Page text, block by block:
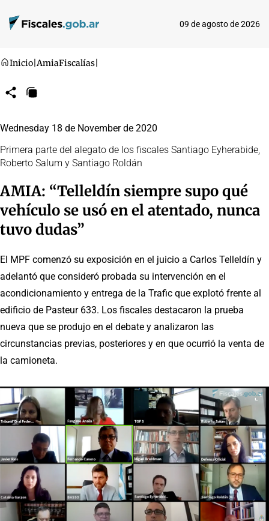
09 de agosto de 2026
Inicio AmiaFiscalías
CompartirCopiar
Wednesday 18 de November de 2020
Primera parte del alegato de los fiscales Santiago Eyherabide,
Roberto Salum y Santiago Roldán
AMIA: “Telleldín siempre supo qué
vehículo se usó en el atentado, nunca
tuvo dudas”
El MPF comenzó su exposición en el juicio a Carlos Telleldín y
adelantó que consideró probada su intervención en el
acondicionamiento y entrega de la Trafic que explotó frente al
edificio de Pasteur 633. Los fiscales destacaron la prueba
nueva que se produjo en el debate y analizaron las
circunstancias previas, posteriores y en que ocurrió la venta de
la camioneta.